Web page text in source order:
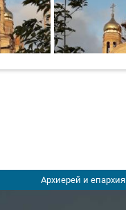
Архиерей и епархия